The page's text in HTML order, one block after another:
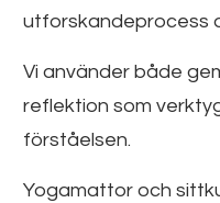
utforskandeprocess
Vi använder både
reflektion som
förståelsen.
Yogamattor och